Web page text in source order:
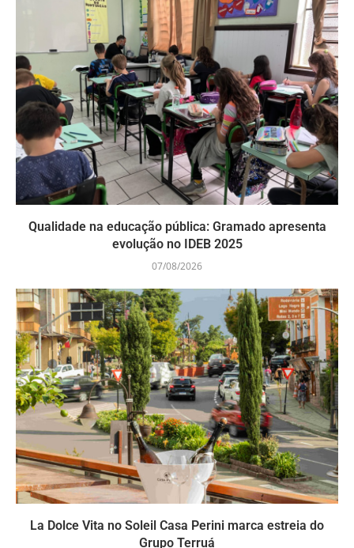
Qualidade na educação pública: Gramado apresenta
evolução no IDEB 2025
07/08/2026
La Dolce Vita no Soleil Casa Perini marca estreia do
Grupo Terruá